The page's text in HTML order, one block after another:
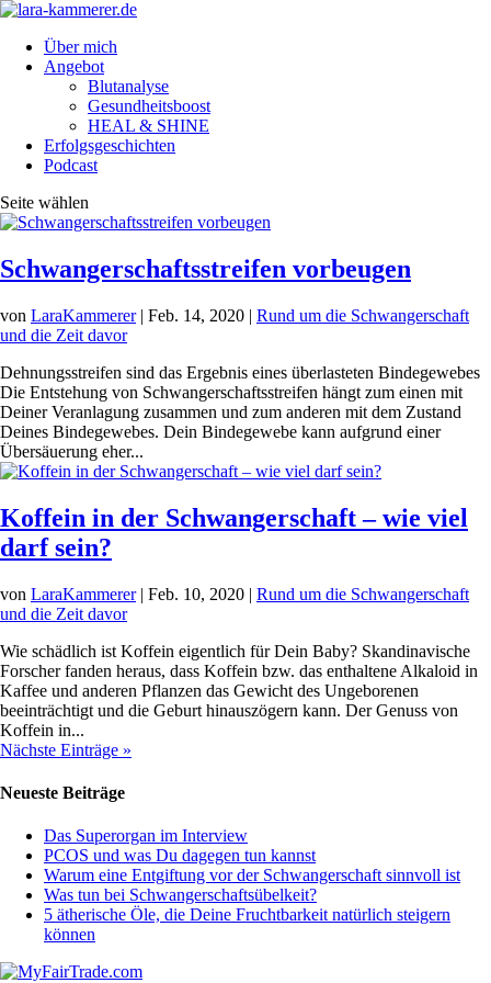
Über mich
Angebot
Blutanalyse
Gesundheitsboost
HEAL & SHINE
Erfolgsgeschichten
Podcast
Seite wählen
Schwangerschaftsstreifen vorbeugen
von LaraKammerer| Feb. 14, 2020 | Rund um die Schwangerschaft
und die Zeit davor
Dehnungsstreifen sind das Ergebnis eines überlasteten Bindegewebes
Die Entstehung von Schwangerschaftsstreifen hängt zum einen mit
Deiner Veranlagung zusammen und zum anderen mit dem Zustand
Deines Bindegewebes. Dein Bindegewebe kann aufgrund einer
Übersäuerung eher...
Koffein in der Schwangerschaft – wie viel
darf sein?
von LaraKammerer| Feb. 10, 2020 | Rund um die Schwangerschaft
und die Zeit davor
Wie schädlich ist Koffein eigentlich für Dein Baby? Skandinavische
Forscher fanden heraus, dass Koffein bzw. das enthaltene Alkaloid in
Kaffee und anderen Pflanzen das Gewicht des Ungeborenen
beeinträchtigt und die Geburt hinauszögern kann. Der Genuss von
Koffein in...
Nächste Einträge »
Neueste Beiträge
Das Superorgan im Interview
PCOS und was Du dagegen tun kannst
Warum eine Entgiftung vor der Schwangerschaft sinnvoll ist
Was tun bei Schwangerschaftsübelkeit?
5 ätherische Öle, die Deine Fruchtbarkeit natürlich steigern
können